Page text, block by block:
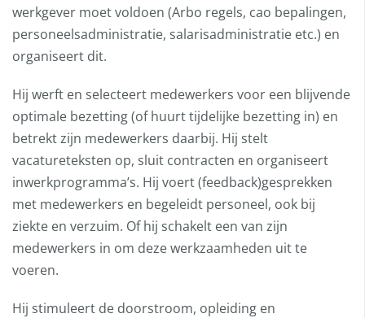
werkgever moet voldoen (Arbo regels, cao bepalingen,
personeelsadministratie, salarisadministratie etc.) en
organiseert dit.
Hij werft en selecteert medewerkers voor een blijvende
optimale bezetting (of huurt tijdelijke bezetting in) en
betrekt zijn medewerkers daarbij. Hij stelt
vacatureteksten op, sluit contracten en organiseert
inwerkprogramma’s. Hij voert (feedback)gesprekken
met medewerkers en begeleidt personeel, ook bij
ziekte en verzuim. Of hij schakelt een van zijn
medewerkers in om deze werkzaamheden uit te
voeren.
Hij stimuleert de doorstroom, opleiding en